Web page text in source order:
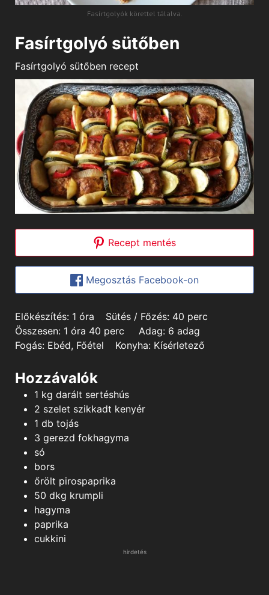
Fasírtgolyók körettel tálalva.
Fasírtgolyó sütőben
Fasírtgolyó sütőben recept
Recept mentés
Megosztás Facebook-on
Előkészítés: 1hour
óra Sütés / Főzés: 40 minutes
perc
Összesen: 1hour
óra 40minutes
perc Adag: 6 adag
Fogás: Ebéd, Főétel Konyha: Kísérletező
Hozzávalók
1 kg darált sertéshús
2 szelet szikkadt kenyér
1 db tojás
3 gerezd fokhagyma
só
bors
őrölt pirospaprika
50 dkg krumpli
hagyma
paprika
cukkini
hirdetés